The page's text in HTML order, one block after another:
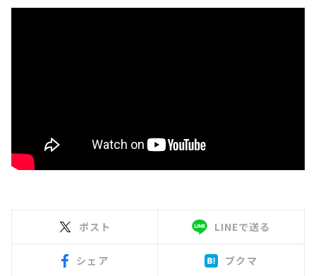
ポスト LINEで送る
シェア ブクマ